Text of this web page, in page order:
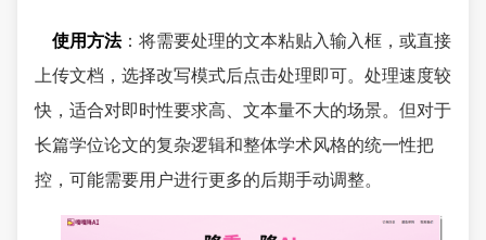
使用方法：将需要处理的文本粘贴入输入框，或直接
上传文档，选择改写模式后点击处理即可。处理速度较
快，适合对即时性要求高、文本量不大的场景。但对于
长篇学位论文的复杂逻辑和整体学术风格的统一性把
控，可能需要用户进行更多的后期手动调整。